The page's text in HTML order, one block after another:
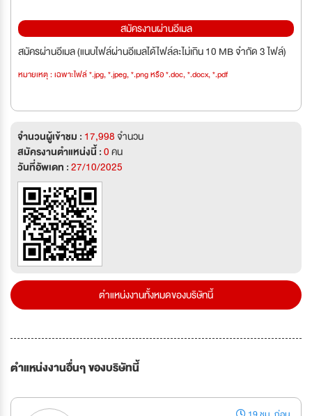
สมัครงานผ่านอีเมล
สมัครผ่านอีเมล (แนบไฟล์ผ่านอีเมลได้ไฟล์ละไม่เกิน 10 MB จำกัด 3 ไฟล์)
หมายเหตุ : เฉพาะไฟล์ *.jpg, *.jpeg, *.png หรือ *.doc, *.docx, *.pdf
จำนวนผู้เข้าชม : 17,998จำนวน
สมัครงานตำแหน่งนี้ :0คน
วันที่อัพเดท :27/10/2025
ตำแหน่งงานทั้งหมดของบริษัทนี้
ตำแหน่งงานอื่นๆ ของบริษัทนี้